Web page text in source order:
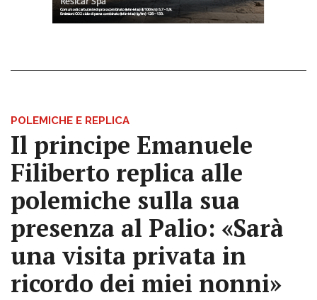
POLEMICHE E REPLICA
Il principe Emanuele
Filiberto replica alle
polemiche sulla sua
presenza al Palio: «Sarà
una visita privata in
ricordo dei miei nonni»